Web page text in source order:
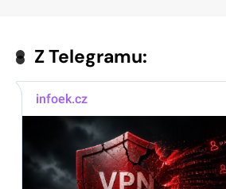
Z Telegramu: